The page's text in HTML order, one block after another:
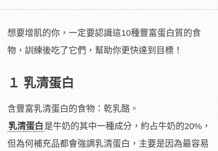
想要增肌的你，一定要認識這10種豐富蛋白質的食
物，訓練後吃了它們，幫助你更快達到目標！
１ 乳清蛋白
含豐富乳清蛋白的食物：乾乳酪。
乳清蛋白 是牛奶的其中一種成分，約占牛奶的20%，
但為何補充品都會強調乳清蛋白，主要是因為最容易